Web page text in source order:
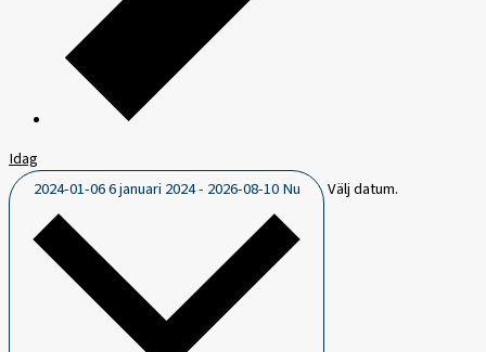
Idag
2024-01-066 januari 2024- 2026-08-10Nu Välj datum.